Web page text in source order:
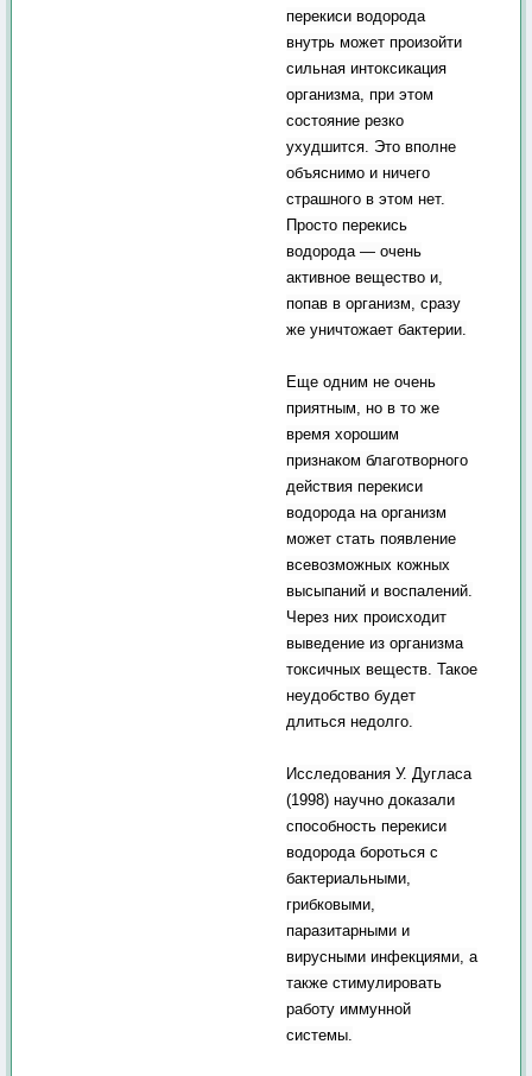
перекиси водорода
внутрь может произойти
сильная интоксикация
организма, при этом
состояние резко
ухудшится. Это вполне
объяснимо и ничего
страшного в этом нет.
Просто перекись
водорода — очень
активное вещество и,
попав в организм, сразу
же уничтожает бактерии.
Еще одним не очень
приятным, но в то же
время хорошим
признаком благотворного
действия перекиси
водорода на организм
может стать появление
всевозможных кожных
высыпаний и воспалений.
Через них происходит
выведение из организма
токсичных веществ. Такое
неудобство будет
длиться недолго.
Исследования У. Дугласа
(1998) научно доказали
способность перекиси
водорода бороться с
бактериальными,
грибковыми,
паразитарными и
вирусными инфекциями, а
также стимулировать
работу иммунной
системы.